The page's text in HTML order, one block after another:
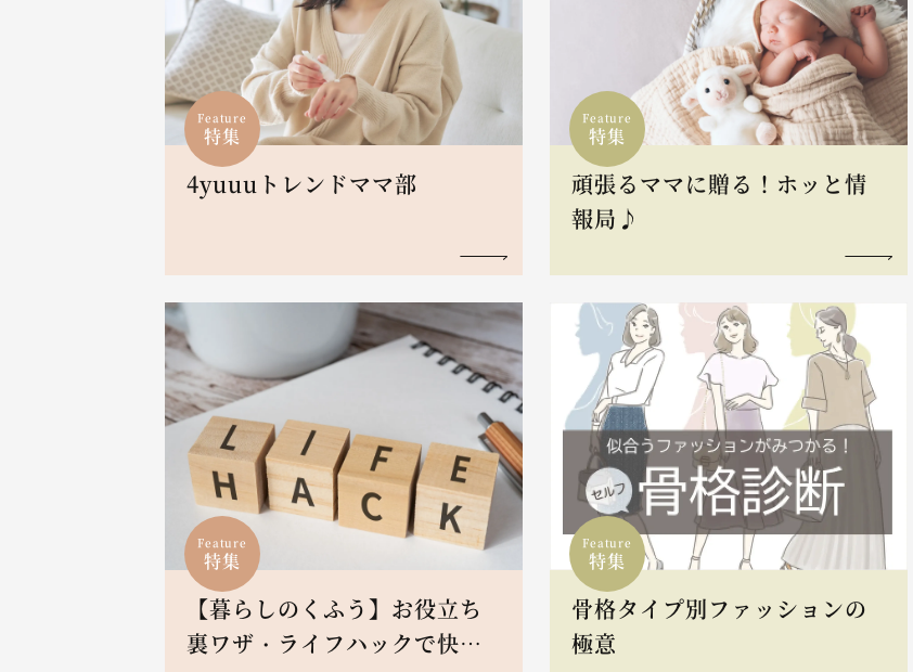
Feature
特集
4yuuuトレンドママ部
Feature
特集
頑張るママに贈る！ホッと情
報局♪
Feature
特集
【暮らしのくふう】お役立ち
裏ワザ・ライフハックで快適L
Feature
特集
骨格タイプ別ファッションの
極意